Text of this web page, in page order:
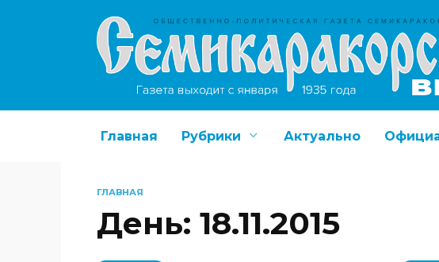
Главная Рубрики Актуально
ГЛАВНАЯ
День: 18.11.2015